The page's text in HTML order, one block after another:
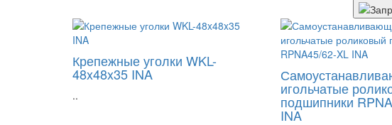
Крепежные уголки WKL-
48x48x35 INA
.. игольчатые
подшипники
INA